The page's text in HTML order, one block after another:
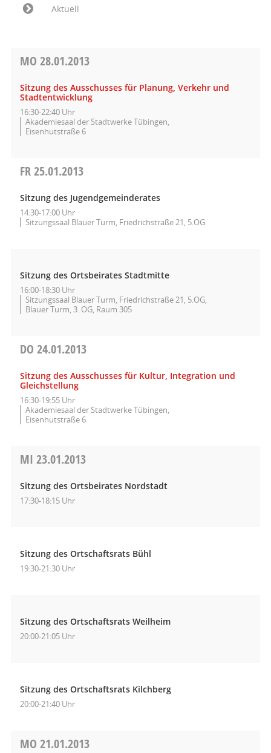
Aktuell
MO 28.01.2013
Sitzung des Ausschusses für Planung, Verkehr und
Stadtentwicklung
16:30-22:40 Uhr
Akademiesaal der Stadtwerke Tübingen,
Eisenhutstraße 6
FR25.01.2013
Sitzung des Jugendgemeinderates
14:30-17:00 Uhr
Sitzungssaal Blauer Turm, Friedrichstraße 21, 5.OG
Sitzung des Ortsbeirates Stadtmitte
16:00-18:30 Uhr
Sitzungssaal Blauer Turm, Friedrichstraße 21, 5.OG,
Blauer Turm, 3. OG, Raum 305
DO 24.01.2013
Sitzung des Ausschusses für Kultur, Integration und
Gleichstellung
16:30-19:55 Uhr
Akademiesaal der Stadtwerke Tübingen,
Eisenhutstraße 6
MI 23.01.2013
Sitzung des Ortsbeirates Nordstadt
17:30-18:15 Uhr
Sitzung des Ortschaftsrats Bühl
19:30-21:30 Uhr
Sitzung des Ortschaftsrats Weilheim
20:00-21:05 Uhr
Sitzung des Ortschaftsrats Kilchberg
20:00-21:40 Uhr
MO 21.01.2013